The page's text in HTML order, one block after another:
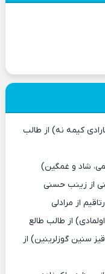
کیمه نه) از طالب
شاد و غمگین)
از زینب حسنی
از مرادلی
از طالب طالع
سنین گوزلرینین) از